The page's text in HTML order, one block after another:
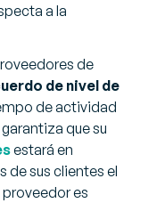
a la
de
de nivel de
de actividad
que su
estará en
de sus clientes el
proveedor es